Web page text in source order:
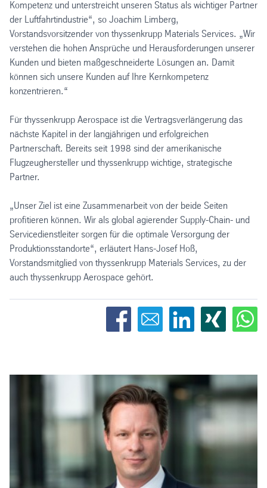
Kompetenz und unterstreicht unseren Status als wichtiger Partner
der Luftfahrtindustrie“, so Joachim Limberg,
Vorstandsvorsitzender von thyssenkrupp Materials Services. „Wir
verstehen die hohen Ansprüche und Herausforderungen unserer
Kunden und bieten maßgeschneiderte Lösungen an. Damit
können sich unsere Kunden auf Ihre Kernkompetenz
konzentrieren.“
Für thyssenkrupp Aerospace ist die Vertragsverlängerung das
nächste Kapitel in der langjährigen und erfolgreichen
Partnerschaft. Bereits seit 1998 sind der amerikanische
Flugzeughersteller und thyssenkrupp wichtige, strategische
Partner.
„Unser Ziel ist eine Zusammenarbeit von der beide Seiten
profitieren können. Wir als global agierender Supply-Chain- und
Servicedienstleiter sorgen für die optimale Versorgung der
Produktionsstandorte“, erläutert Hans-Josef Hoß,
Vorstandsmitglied von thyssenkrupp Materials Services, zu der
auch thyssenkrupp Aerospace gehört.